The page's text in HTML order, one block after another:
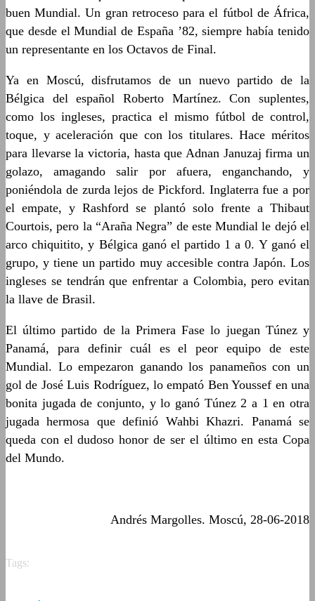
buen Mundial. Un gran retroceso para el fútbol de África,
que desde el Mundial de España ’82, siempre había tenido
un representante en los Octavos de Final.
Ya en Moscú, disfrutamos de un nuevo partido de la
Bélgica del español Roberto Martínez. Con suplentes,
como los ingleses, practica el mismo fútbol de control,
toque, y aceleración que con los titulares. Hace méritos
para llevarse la victoria, hasta que Adnan Januzaj firma un
golazo, amagando salir por afuera, enganchando, y
poniéndola de zurda lejos de Pickford. Inglaterra fue a por
el empate, y Rashford se plantó solo frente a Thibaut
Courtois, pero la “Araña Negra” de este Mundial le dejó el
arco chiquitito, y Bélgica ganó el partido 1 a 0. Y ganó el
grupo, y tiene un partido muy accesible contra Japón. Los
ingleses se tendrán que enfrentar a Colombia, pero evitan
la llave de Brasil.
El último partido de la Primera Fase lo juegan Túnez y
Panamá, para definir cuál es el peor equipo de este
Mundial. Lo empezaron ganando los panameños con un
gol de José Luis Rodríguez, lo empató Ben Youssef en una
bonita jugada de conjunto, y lo ganó Túnez 2 a 1 en otra
jugada hermosa que definió Wahbi Khazri. Panamá se
queda con el dudoso honor de ser el último en esta Copa
del Mundo.
Andrés Margolles. Moscú, 28-06-2018
Tags: